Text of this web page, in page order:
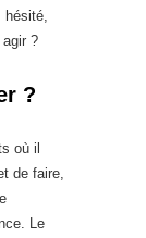
hésité,
?
?
où il
de faire,
Le